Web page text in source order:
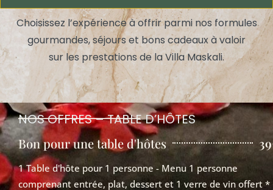
Choisissez l’expérience à offrir parmi nos formules
gourmandes, séjours et bons cadeaux à valoir
sur les prestations de la Villa Maskali.
NOS OFFRES – TABLE D’HÔTES
Bon pour une table d'hôtes
1 Table d'hôte pour 1 personne - Menu 1 personne
comprenant entrée, plat, dessert et 1 verre de vin offert *